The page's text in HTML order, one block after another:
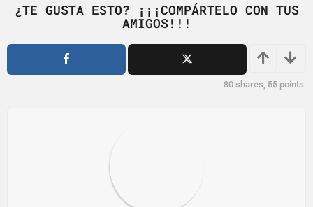
a
i
¿TE GUSTA ESTO? ¡¡¡COMPÁRTELO CON TUS
AMIGOS!!!
80 shares, 55 points